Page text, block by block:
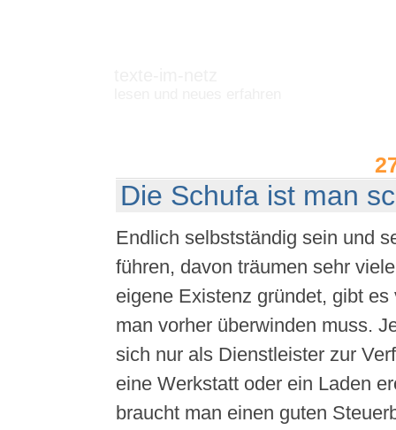
Die Schufa ist man
Endlich selbstständig sein und
führen, davon träumen sehr
eigene Existenz gründet, gibt
man vorher überwinden muss.
sich nur als Dienstleister zur
eine Werkstatt oder ein Laden
braucht man einen guten